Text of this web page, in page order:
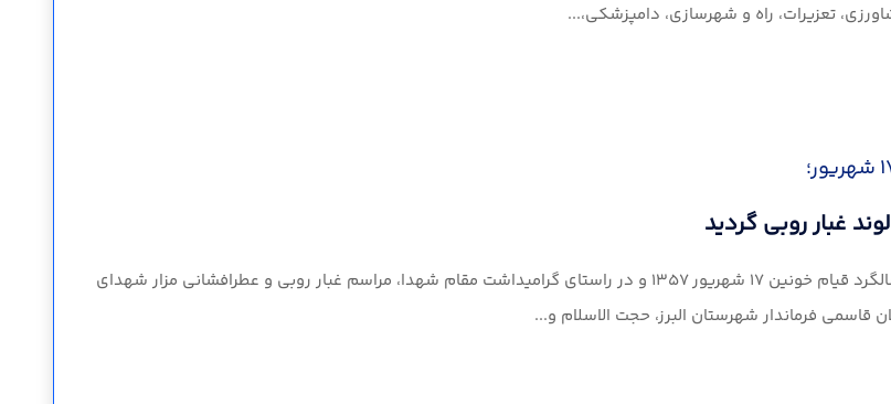
تعزیرات، راه و شهرسازی، دامپزشکی،...
غبار روبی گردید
به مناسبت فرارسیدن سالگرد قیام خونین ۱۷ شهریور ۱۳۵۷ و در راستای گرامیداشت مقام شهدا، مراسم غبار روبی و عطرافشانی مزار شهدای
قاسمی فرماندار شهرستان البرز، حجت الاسلام و...